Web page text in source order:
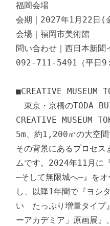
福岡会場
会期｜2027年1月22日
会場｜福岡市美術館
問い合わせ｜西日本新聞
092-711-5491（平日
■CREATIVE MUSEUM
東京・京橋のTODA
CREATIVE MUSEUM
5m、約1,200㎡の大空
その背景にあるプロセス
ムです。2024年11月に
―そして無限城へ―』を
し、以降1年間で『ヨシ
い　たっぷり増量タイプ
ーアカデミア」原画展』